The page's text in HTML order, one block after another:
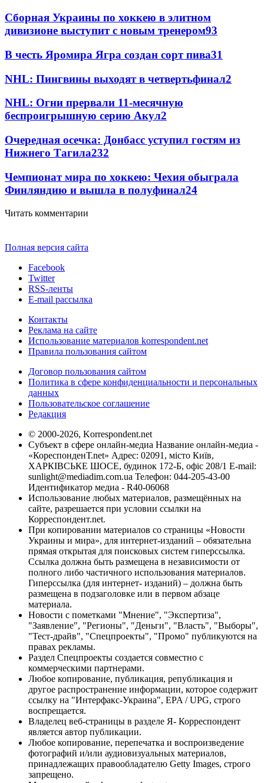
Сборная Украины по хоккею в элитном
дивизионе выступит с новым тренером93
В честь Яромира Ягра создан сорт пива31
NHL: Пингвины выходят в четвертьфинал2
NHL: Огни прервали 11-месячную
беспроигрышную серию Акул2
Очередная осечка: Донбасс уступил гостям из
Нижнего Тагила232
Чемпионат мира по хоккею: Чехия обыграла
Финляндию и вышла в полуфинал24
Читать комментарии
Полная версия сайта
Facebook
Twitter
RSS-ленты
E-mail рассылка
Контакты
Реклама на сайте
Использование материалов korrespondent.net
Правила пользования сайтом
Договор пользования сайтом
Политика в сфере конфиденциальности и персональных
данных
Пользовательское соглашение
Редакция
© 2000-2026, Korrespondent.net
Субъект в сфере онлайн-медиа Название онлайн-медиа -
«КореспонденТ.net» Адрес: 02091, місто Київ,
ХАРКІВСЬКЕ ШОСЕ, будинок 172-Б, офіс 208/1 E-mail:
sunlight@mediadim.com.ua Телефон: 044-205-43-00
Идентификатор медиа - R40-06068
Использование любых материалов, размещённых на
сайте, разрешается при условии ссылки на
Корреспондент.net.
При копировании материалов со страницы «Новости
Украины и мира», для интернет-изданий – обязательна
прямая открытая для поисковых систем гиперссылка.
Ссылка должна быть размещена в независимости от
полного либо частичного использования материалов.
Гиперссылка (для интернет- изданий) – должна быть
размещена в подзаголовке или в первом абзаце
материала.
Новости с пометками "Мнение", "Экспертиза",
"Заявление", "Регионы", "Деньги", "Власть", "Выборы",
"Тест-драйв", "Спецпроекты", "Промо" публикуются на
правах рекламы.
Раздел Спецпроекты создается совместно с
коммерческими партнерами.
Любое копирование, публикация, републикация и
другое распространение информации, которое содержит
ссылку на "Интерфакс-Украина", EPA / UPG, строго
воспрещается.
Владелец веб-страницы в разделе Я- Корреспондент
является автор публикации.
Любое копирование, перепечатка и воспроизведение
фотографий и/или аудиовизуальных материалов,
принадлежащих правообладателю Getty Images, строго
запрещено.